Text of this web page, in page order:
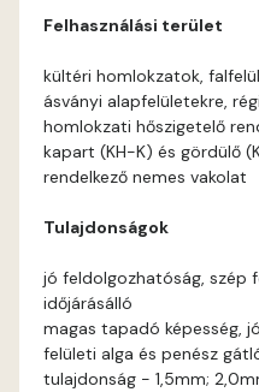
Felhasználási terület
kültéri homlokzatok,
ásványi alapfelületekre,
homlokzati hőszigetelő
kapart (KH-K) és gördülő
rendelkező nemes vakolat
Tulajdonságok
jó feldolgozhatóság, szép
időjárásálló
magas tapadó képesség,
felületi alga és penész
tulajdonság - 1,5mm;